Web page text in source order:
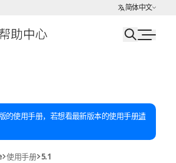
简体中文
选择语言
的使用手册，若想看最新版本的使用手册请
使用手册 5.1